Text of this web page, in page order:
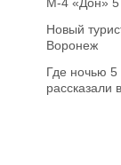
М-4 «Дон» 5
Новый
Воронеж
Где ночью 5
рассказали